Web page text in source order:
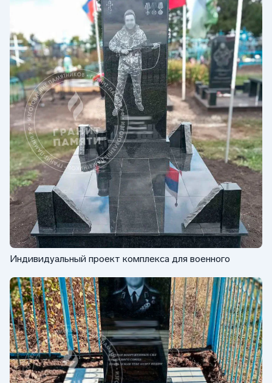
Индивидуальный проект комплекса для военного